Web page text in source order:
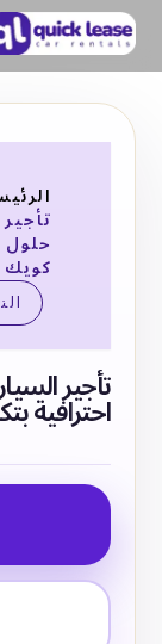
كويك
تأجير
احترافية